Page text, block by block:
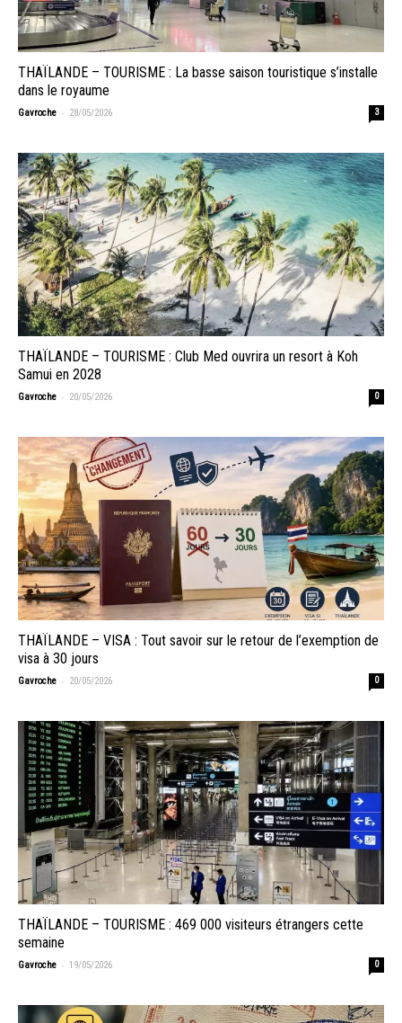
THAÏLANDE – TOURISME : La basse saison touristique s’installe
dans le royaume
Gavroche - 28/05/2026 3
THAÏLANDE – TOURISME : Club Med ouvrira un resort à Koh
Samui en 2028
Gavroche - 20/05/2026 0
THAÏLANDE – VISA : Tout savoir sur le retour de l’exemption de
visa à 30 jours
Gavroche - 20/05/2026 0
THAÏLANDE – TOURISME : 469 000 visiteurs étrangers cette
semaine
Gavroche - 19/05/2026 0